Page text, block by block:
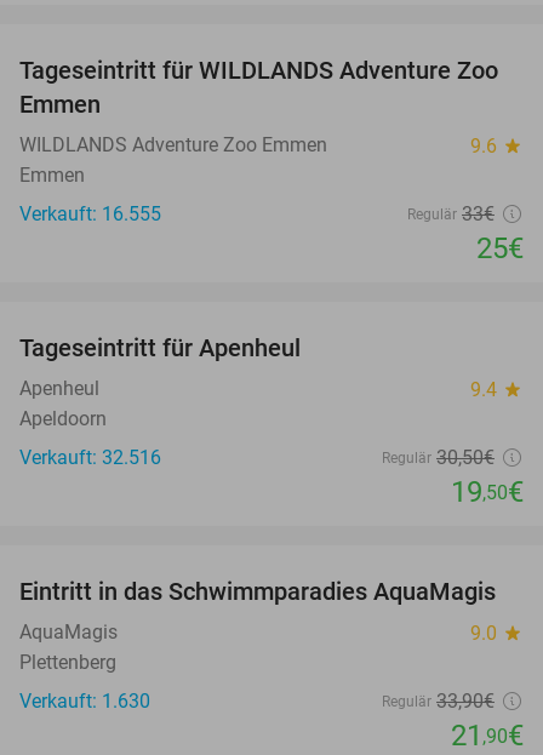
24%
Tageseintritt für WILDLANDS Adventure Zoo
Emmen
WILDLANDS Adventure Zoo Emmen 9.6 star
Emmen
Verkauft: 16.555
Regulär 33€
25€
Tageseintritt für Apenheul
Apenheul 9.4 star
Apeldoorn
Verkauft: 32.516
Regulär 30,50€
19,50€
35%
Eintritt in das Schwimmparadies AquaMagis
AquaMagis 9.0 star
Plettenberg
Verkauft: 1.630
Regulär 33,90€
21 ,90€